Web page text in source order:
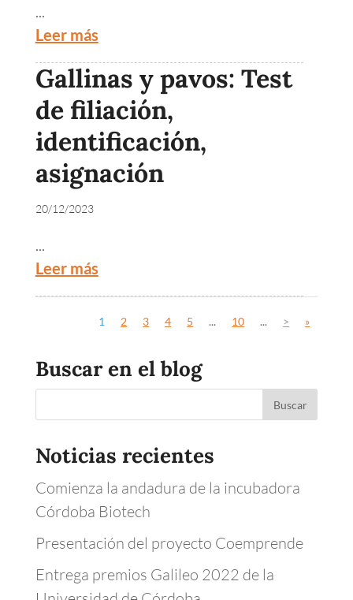
...
Leer más
Gallinas y pavos: Test
de filiación,
identificación,
asignación
20/12/2023
...
Leer más
1 2 3 4 5 ... 10 ... > »
Buscar en el blog
Noticias recientes
Comienza la andadura de la incubadora
Córdoba Biotech
Presentación del proyecto Coemprende
Entrega premios Galileo 2022 de la